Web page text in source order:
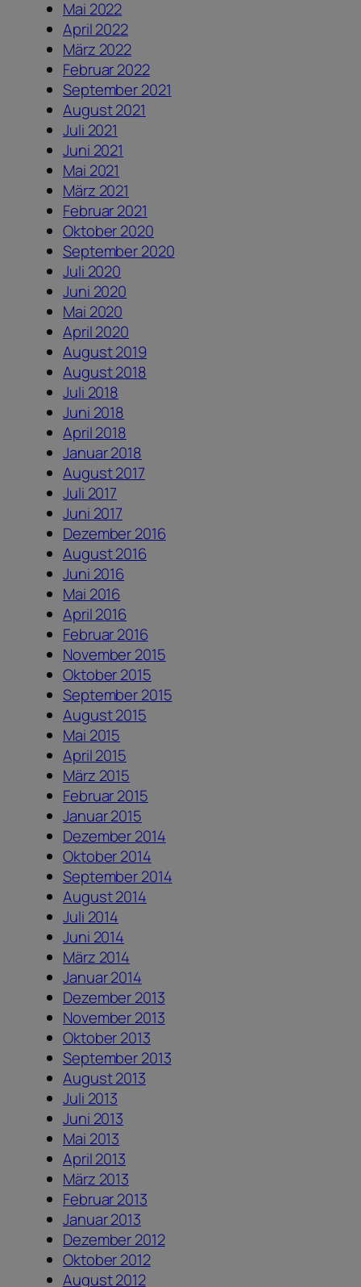
Mai 2022
April 2022
März 2022
Februar 2022
September 2021
August 2021
Juli 2021
Juni 2021
Mai 2021
März 2021
Februar 2021
Oktober 2020
September 2020
Juli 2020
Juni 2020
Mai 2020
April 2020
August 2019
August 2018
Juli 2018
Juni 2018
April 2018
Januar 2018
August 2017
Juli 2017
Juni 2017
Dezember 2016
August 2016
Juni 2016
Mai 2016
April 2016
Februar 2016
November 2015
Oktober 2015
September 2015
August 2015
Mai 2015
April 2015
März 2015
Februar 2015
Januar 2015
Dezember 2014
Oktober 2014
September 2014
August 2014
Juli 2014
Juni 2014
März 2014
Januar 2014
Dezember 2013
November 2013
Oktober 2013
September 2013
August 2013
Juli 2013
Juni 2013
Mai 2013
April 2013
März 2013
Februar 2013
Januar 2013
Dezember 2012
Oktober 2012
August 2012